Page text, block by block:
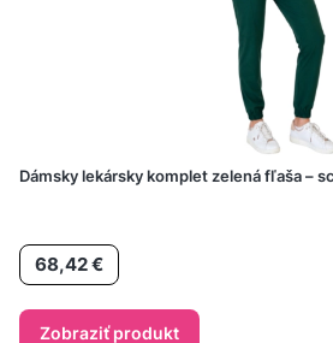
Dámsky lekársky komplet zelená fľaša –
Cena
68,42 €
Zobraziť produkt